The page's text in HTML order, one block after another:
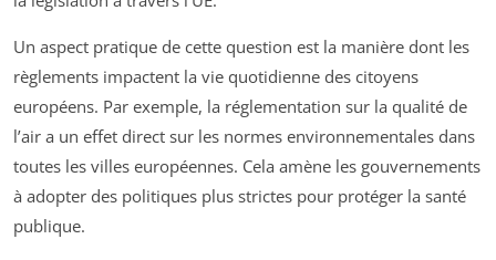
Un aspect pratique de cette question est la manière dont les
règlements impactent la vie quotidienne des citoyens
européens. Par exemple, la réglementation sur la qualité de
l’air a un effet direct sur les normes environnementales dans
toutes les villes européennes. Cela amène les gouvernements
à adopter des politiques plus strictes pour protéger la santé
publique.